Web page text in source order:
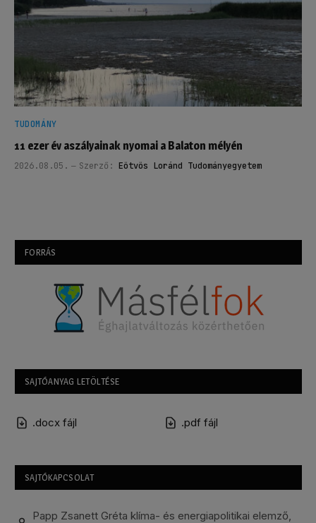
TUDOMÁNY
11 ezer év aszályainak nyomai a Balaton mélyén
2026.08.05. Szerző: Eötvös Loránd Tudományegyetem
FORRÁS
SAJTÓANYAG LETÖLTÉSE
.docx fájl .pdf fájl
SAJTÓKAPCSOLAT
Papp Zsanett Gréta klíma- és energiapolitikai elemző,